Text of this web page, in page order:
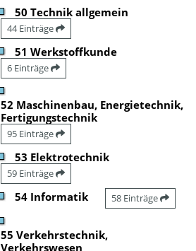
50 Technik allgemein
44 Einträge
51 Werkstoffkunde
6 Einträge
52 Maschinenbau, Energietechnik,
Fertigungstechnik
95 Einträge
53 Elektrotechnik
59 Einträge
54 Informatik 58 Einträge
55 Verkehrstechnik,
Verkehrswesen